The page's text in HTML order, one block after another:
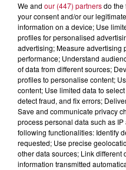
8 août 2026
OCCITANIE : CET
DANS LES ATELIERS
Marre des plages bondées
? La Chambre de Métiers et
We and our (447) partnersdo the
your consent and/or our
information on a device; Use
profiles for personalised
advertising; Measure advertising
performance; Understand
of data from different sources;
profiles to personalise content;
content; Use limited data to
detect fraud, and fix errors;
Save and communicate privacy
process personal data such as
following functionalities: Identify
requested; Use precise
other data sources; Link different
information transmitted